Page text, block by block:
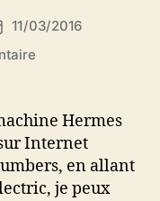
11/03/2016
sur
HERMES
ELECTRIC
Hermes
Internet
en allant
je peux